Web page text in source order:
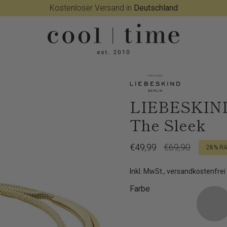
Kostenloser Versand in Deutschland
The Sleek
Verkaufspreis
€49,99
Regulärer
€69,90 28%
Inkl. MwSt., versandkostenfrei
Farbe